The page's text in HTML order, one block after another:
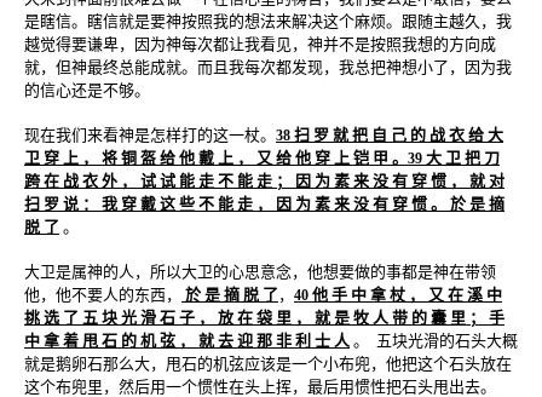
是瞎信。瞎信就是要神按照我的想法来解决这个麻烦。跟随主越久，我
越觉得要谦卑，因为神每次都让我看见，神并不是按照我想的方向成
就，但神最终总能成就。而且我每次都发现，我总把神想小了，因为我
的信心还是不够。
现在我们来看神是怎样打的这一杖。 38 扫 罗 就 把 自 己 的 战 衣 给 大
卫 穿 上 ， 将 铜 盔 给 他 戴 上 ， 又 给 他 穿 上 铠 甲 。 39 大 卫 把 刀
跨 在 战 衣 外 ， 试 试 能 走 不 能 走 ； 因 为 素 来 没 有 穿 惯 ， 就 对
扫 罗 说 ： 我 穿 戴 这 些 不 能 走 ， 因 为 素 来 没 有 穿 惯 。 於 是 摘
脱 了 。
大卫是属神的人，所以大卫的心思意念，他想要做的事都是神在带领
他，他不要人的东西，
於 是 摘 脱 了 ， 40 他 手 中 拿 杖 ， 又 在 溪 中
挑 选 了 五 块 光 滑 石 子 ， 放 在 袋 里 ， 就 是 牧 人 带 的 囊 里 ； 手
中 拿 着 甩 石 的 机 弦 ， 就 去 迎 那 非 利 士 人 。 五块光滑的石头大概
就是鹅卵石那么大，甩石的机弦应该是一个小布兜，他把这个石头放在
这个布兜里，然后用一个惯性在头上挥，最后用惯性把石头甩出去。